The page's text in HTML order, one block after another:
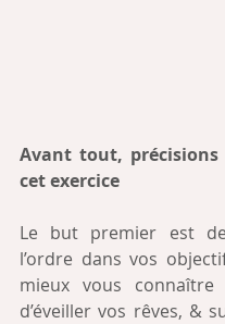
Avant tout,
cet exercice
Le but premier est
l’ordre dans vos
mieux vous connaître
d’éveiller vos rêves, &